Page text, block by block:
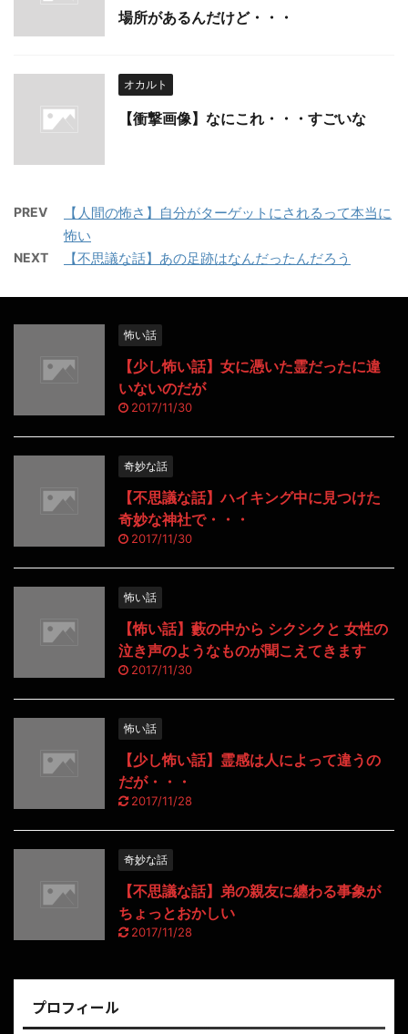
場所があるんだけど・・・
オカルト
【衝撃画像】なにこれ・・・すごいな
PREV
【人間の怖さ】自分がターゲットにされるって本当に
怖い
NEXT 【不思議な話】あの足跡はなんだったんだろう
怖い話
【少し怖い話】女に憑いた霊だったに違
いないのだが
2017/11/30
奇妙な話
【不思議な話】ハイキング中に見つけた
奇妙な神社で・・・
2017/11/30
怖い話
【怖い話】藪の中から シクシクと 女性の
泣き声のようなものが聞こえてきます
2017/11/30
怖い話
【少し怖い話】霊感は人によって違うの
だが・・・
2017/11/28
奇妙な話
【不思議な話】弟の親友に纏わる事象が
ちょっとおかしい
2017/11/28
プロフィール